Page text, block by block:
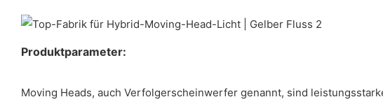
Produktparameter:
Moving Heads, auch Verfolgerscheinwerfer genannt, sind